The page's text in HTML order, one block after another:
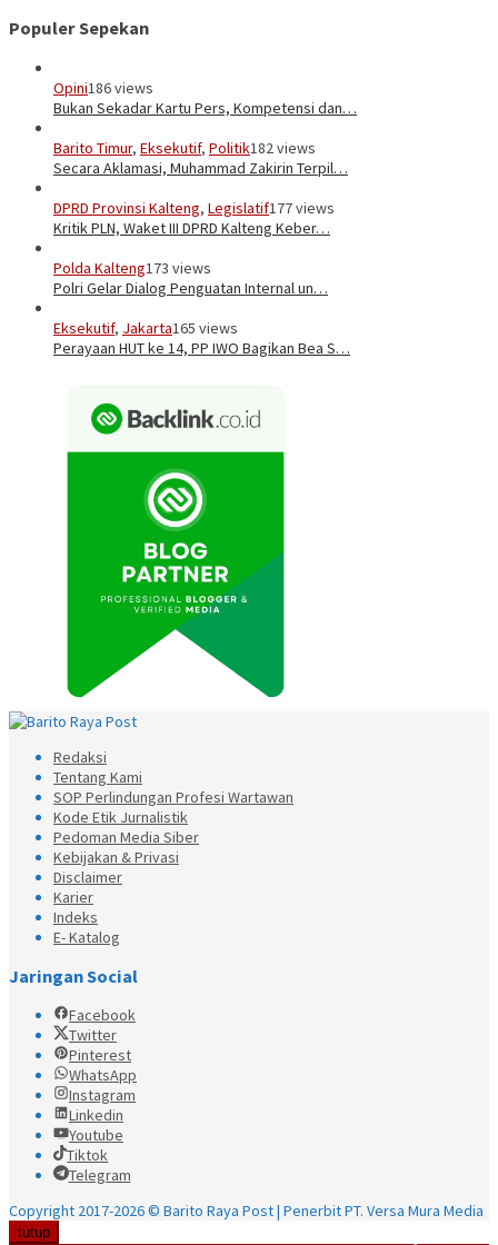
Populer Sepekan
Opini186 views
Bukan Sekadar Kartu Pers, Kompetensi dan…
Barito Timur, Eksekutif, Politik182 views
Secara Aklamasi, Muhammad Zakirin Terpil…
DPRD Provinsi Kalteng, Legislatif177 views
Kritik PLN, Waket III DPRD Kalteng Keber…
Polda Kalteng173 views
Polri Gelar Dialog Penguatan Internal un…
Eksekutif, Jakarta165 views
Perayaan HUT ke 14, PP IWO Bagikan Bea S…
Redaksi
Tentang Kami
SOP Perlindungan Profesi Wartawan
Kode Etik Jurnalistik
Pedoman Media Siber
Kebijakan & Privasi
Disclaimer
Karier
Indeks
E- Katalog
Jaringan Social
Facebook
Twitter
Pinterest
WhatsApp
Instagram
Linkedin
Youtube
Tiktok
Telegram
Copyright 2017-2026 © Barito Raya Post | Penerbit PT. Versa Mura Media
tutup